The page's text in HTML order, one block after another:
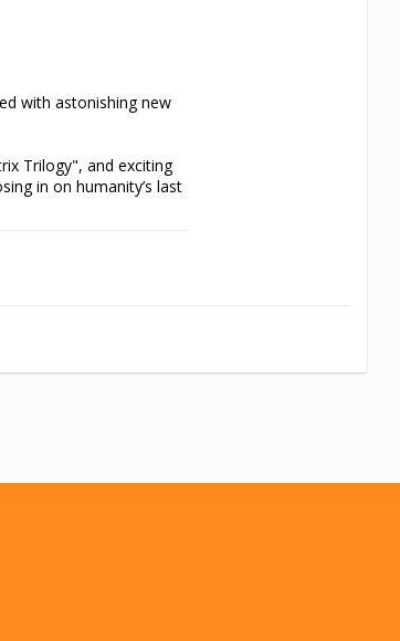
with astonishing new
Trilogy", and exciting
in on humanity’s last
with a spectacle that